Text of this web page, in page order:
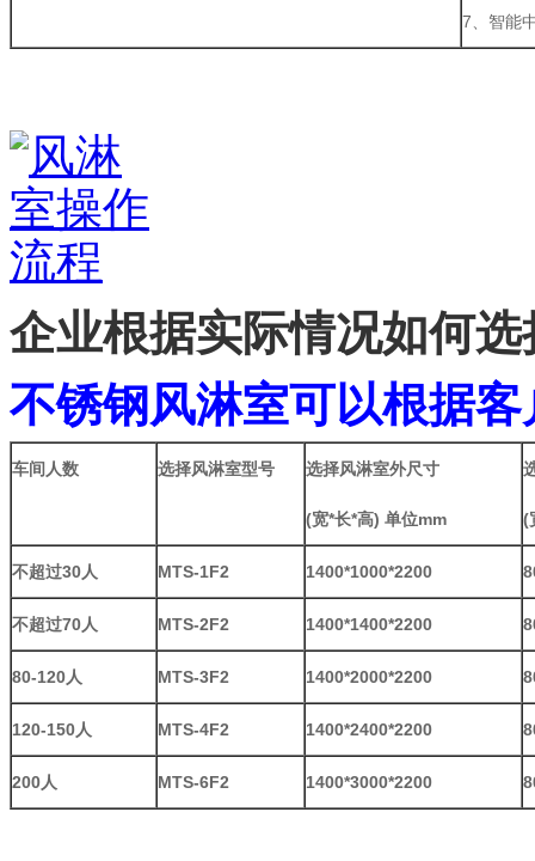
7、智能
企业根据实际情况如何
不锈钢风淋室可以根据
车间人数 选择风淋室型号 选择风淋室外尺寸
(宽*长*高) 单位mm (
不超过30人 MTS-1F2 1400*1000*2200
不超过70人 MTS-2F2 1400*1400*2200
80-120人 MTS-3F2 1400*2000*2200
120-150人 MTS-4F2 1400*2400*2200
200人 MTS-6F2 1400*3000*2200